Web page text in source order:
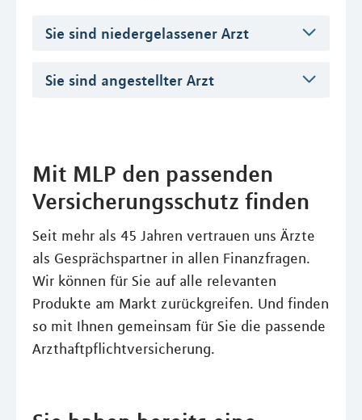
Sie sind niedergelassener Arzt
Sie sind angestellter Arzt
Mit MLP den passenden
Versicherungsschutz finden
Seit mehr als 45 Jahren vertrauen uns Ärzte
als Gesprächspartner in allen Finanzfragen.
Wir können für Sie auf alle relevanten
Produkte am Markt zurückgreifen. Und finden
so mit Ihnen gemeinsam für Sie die passende
Arzthaftpflichtversicherung.